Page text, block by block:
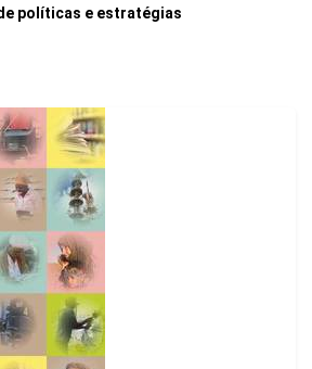
políticas e estratégias